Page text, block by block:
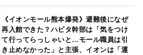
《イオンモール熊本爆発》避難後になぜ
再入館できた？ハビタ幹部は「気をつけ
て行ってらっしゃいと…モール職員は引
き止めなかった」と主張、イオンは「運